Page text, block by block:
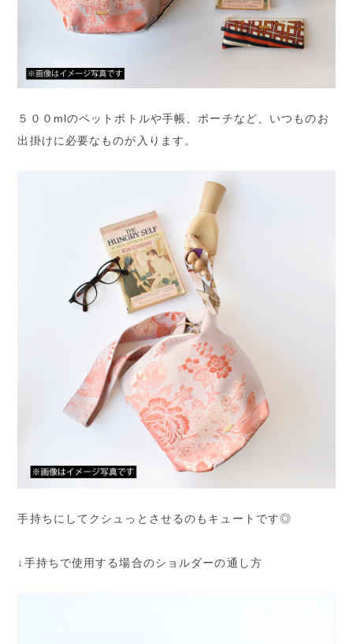
５００mlのペットボトルや手帳、ポーチなど、いつものお
出掛けに必要なものが入ります。
手持ちにしてクシュっとさせるのもキュートです◎
↓手持ちで使用する場合のショルダーの通し方